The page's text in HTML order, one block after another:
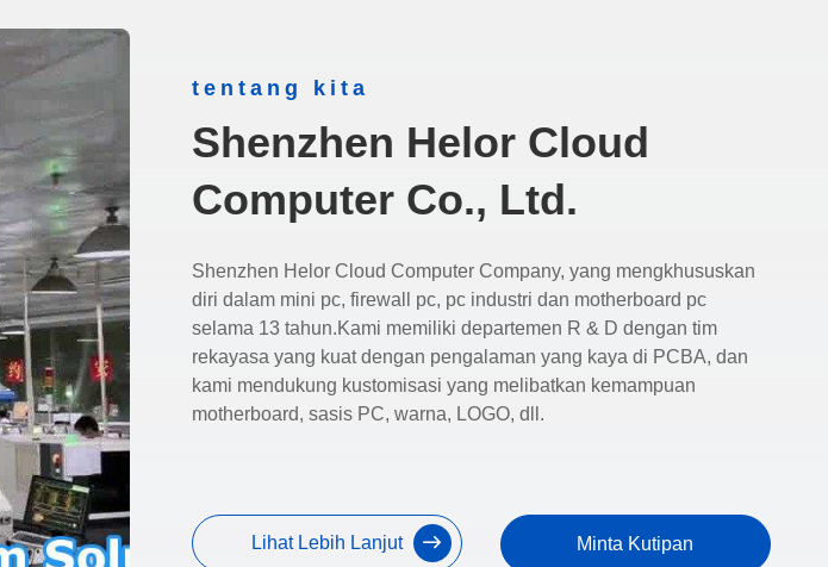
tentang kita
Shenzhen Helor Cloud
Computer Co., Ltd.
Shenzhen Helor Cloud Computer Company, yang mengkhususkan
diri dalam mini pc, firewall pc, pc industri dan motherboard pc
selama 13 tahun.Kami memiliki departemen R & D dengan tim
rekayasa yang kuat dengan pengalaman yang kaya di PCBA, dan
kami mendukung kustomisasi yang melibatkan kemampuan
motherboard, sasis PC, warna, LOGO, dll.
Lihat Lebih Lanjut Minta Kutipan